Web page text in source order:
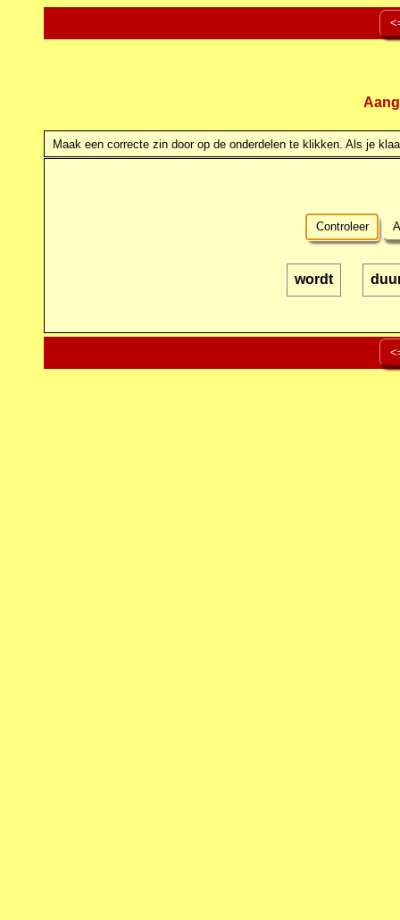
Maak een correcte zin door op de onderdelen te klikken. Als je
Controleer
wordt